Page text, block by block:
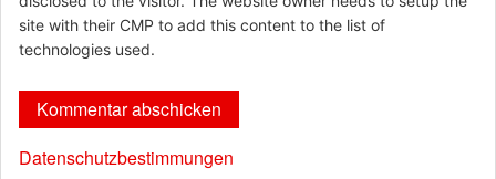
site with their CMP to add this content to the list of
technologies used.
Datenschutzbestimmungen